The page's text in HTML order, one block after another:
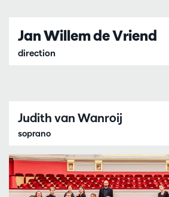
Jan Willem de Vriend
direction
Judith van Wanroij
soprano